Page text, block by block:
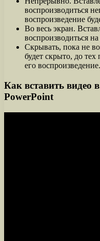
воспроизводиться
воспроизведение
Во весь экран.
воспроизводиться на
Скрывать, пока не
будет скрыто, до тех
его воспроизведение.
Как вставить видео
PowerPoint